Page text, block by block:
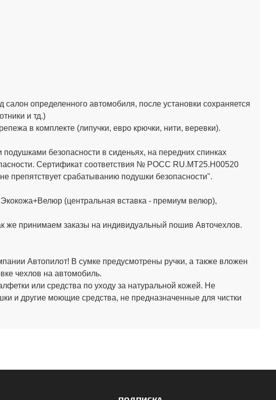
определенного автомобиля, после установки сохраняется
и тд.)
в комплекте (липучки, евро крючки, нити, веревки).
безопасности в сиденьях, на передних спинках
Сертификат соответствия № РОСС RU.МТ25.Н00520
срабатыванию подушки безопасности".
(центральная вставка - премиум велюр),
же принимаем заказы на индивидуальный пошив Авточехлов.
Автопилот! В сумке предусмотрены ручки, а также вложен
чехлов на автомобиль.
или средства по уходу за натуральной кожей. Не
и другие моющие средства, не предназначенные для чистки